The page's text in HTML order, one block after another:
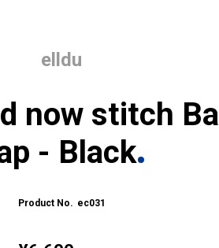
elldu
now stitch Ball
- Black
ec031